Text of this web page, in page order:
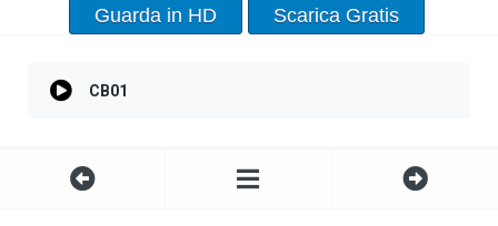
Guarda in HD Scarica Gratis
CB01